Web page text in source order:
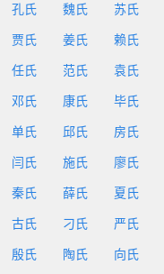
孔氏 魏氏 苏氏
贾氏 姜氏 赖氏
任氏 范氏 袁氏
邓氏 康氏 毕氏
单氏 邱氏 房氏
闫氏 施氏 廖氏
秦氏 薛氏 夏氏
古氏 刁氏 严氏
殷氏 陶氏 向氏